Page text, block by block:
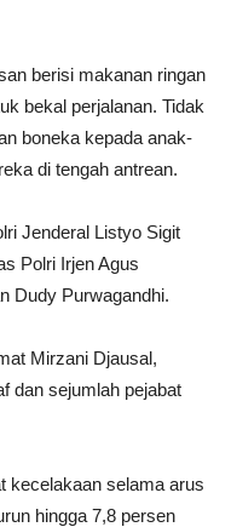
berisi makanan ringan
bekal perjalanan. Tidak
boneka kepada anak-
di tengah antrean.
Jenderal Listyo Sigit
Polri Irjen Agus
Dudy Purwagandhi.
Mirzani Djausal,
dan sejumlah pejabat
kecelakaan selama arus
hingga 7,8 persen